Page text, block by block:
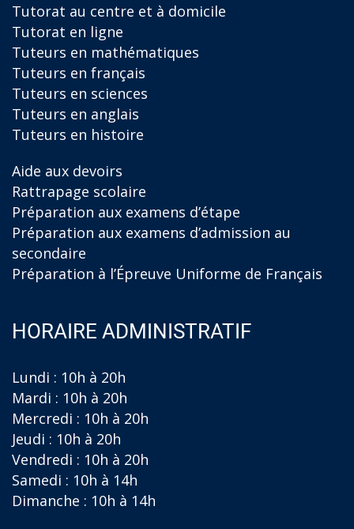
Tutorat au centre et à domicile
Tutorat en ligne
Tuteurs en mathématiques
Tuteurs en français
Tuteurs en sciences
Tuteurs en anglais
Tuteurs en histoire
Aide aux devoirs
Rattrapage scolaire
Préparation aux examens d’étape
Préparation aux examens d’admission au
secondaire
Préparation à l’Épreuve Uniforme de Français
HORAIRE ADMINISTRATIF
Lundi : 10h à 20h
Mardi : 10h à 20h
Mercredi : 10h à 20h
Jeudi : 10h à 20h
Vendredi : 10h à 20h
Samedi : 10h à 14h
Dimanche : 10h à 14h